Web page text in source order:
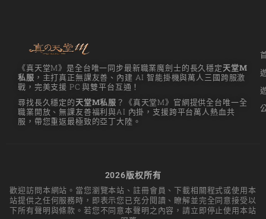
天堂M 攻略
天堂M 無課
天堂M 職業推薦
天堂M職業推薦
《真天堂M》是全台唯一同步最新職業魔劍士的長久穩定天堂M
私服 ，主打真正無課友善、內建 AI 智能掛機與萬人三國跨服激
戰，完美支援 PC 與雙平台互通！
尋找長久穩定的天堂M私服 ？《真天堂M》官網提供全台唯一全
職業開放、無課友善福利與AI 內掛，支援跨平台萬人熱血共
服，帶您重返最極致的亞丁大陸。
2026版权所有
歡迎訪問本網站。當您瀏覽本站、註冊會員、下載相關程式或使用本
站提供之任何服務時，即表示您已充分閱讀、瞭解並完全同意接受以
下所有聲明與條款。若您不同意本聲明之內容，請立即停止使用本站